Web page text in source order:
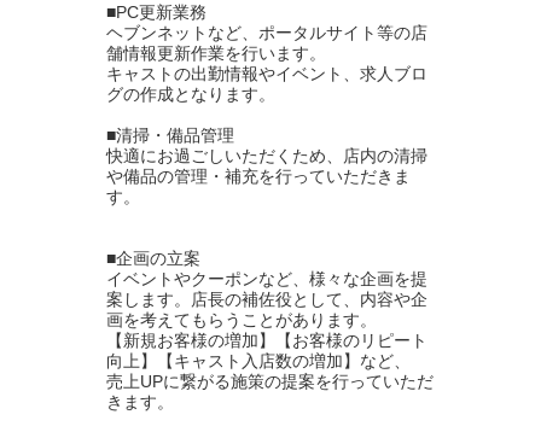
■PC更新業務
ヘブンネットなど、ポータルサイト等の店
舗情報更新作業を行います。
キャストの出勤情報やイベント、求人ブロ
グの作成となります。
■清掃・備品管理
快適にお過ごしいただくため、店内の清掃
や備品の管理・補充を行っていただきま
す。
■企画の立案
イベントやクーポンなど、様々な企画を提
案します。店長の補佐役として、内容や企
画を考えてもらうことがあります。
【新規お客様の増加】【お客様のリピート
向上】【キャスト入店数の増加】など、
売上UPに繋がる施策の提案を行っていただ
きます。